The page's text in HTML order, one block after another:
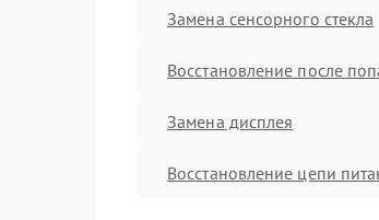
Замена сенсорного стекла
Восстановление после
Замена дисплея
Восстановление цепи